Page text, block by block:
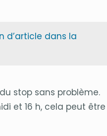
d’article dans la
stop sans problème.
et 16 h, cela peut être